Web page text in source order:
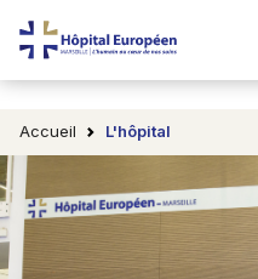
Accueil L'hôpital